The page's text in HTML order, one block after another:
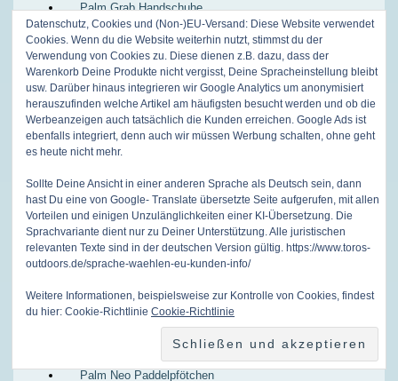
Palm Grab Handschuhe
Palm Gradient 3.0 Paddelschuh
Palm Header Cap Neopren-Mütze
Palm High Ten Handschuhe
Palm Hook Handschuhe
Palm Horizon Shorts
Palm Impact Spritzdecke
Palm Kaikoura Schwimmweste
Palm Kick Neopren Socken
Palm Klappmesser
Palm Lenzpumpe
Palm Meander Frauen Schwimmweste
Palm Meander Highback Schwimmweste
Palm Meander Schwimmweste
Palm Mistral (2026) Paddeljacke
Palm Neo Paddelpfötchen
Datenschutz, Cookies und (Non-)EU-Versand: Diese Website verwendet
Cookies. Wenn du die Website weiterhin nutzt, stimmst du der
Verwendung von Cookies zu. Diese dienen z.B. dazu, dass der
Warenkorb Deine Produkte nicht vergisst, Deine Spracheinstellung bleibt
usw. Darüber hinaus integrieren wir Google Analytics um anonymisiert
herauszufinden welche Artikel am häufigsten besucht werden und ob die
Werbeanzeigen auch tatsächlich die Kunden erreichen. Google Ads ist
ebenfalls integriert, denn auch wir müssen Werbung schalten, ohne geht
es heute nicht mehr.
Sollte Deine Ansicht in einer anderen Sprache als Deutsch sein, dann
hast Du eine von Google- Translate übersetzte Seite aufgerufen, mit allen
Vorteilen und einigen Unzulänglichkeiten einer KI-Übersetzung. Die
Sprachvariante dient nur zu Deiner Unterstützung. Alle juristischen
relevanten Texte sind in der deutschen Version gültig. https://www.toros-
outdoors.de/sprache-waehlen-eu-kunden-info/
Weitere Informationen, beispielsweise zur Kontrolle von Cookies, findest
du hier: Cookie-Richtlinie Cookie-Richtlinie